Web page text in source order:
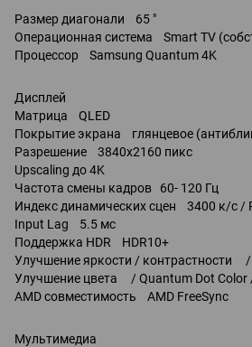
Размер диагонали 65 "
Операционная система Smart TV
Процессор Samsung Quantum 4K
Дисплей
Матрица QLED
Покрытие экрана глянцевое
Разрешение 3840x2160 пикс
Upscaling до 4K
Частота смены кадров 60- 120 Гц
Индекс динамических сцен 3400 к/с /
Input Lag 5.5 мс
Поддержка HDR HDR10+
Улучшение яркости / контрастности
Улучшение цвета / Quantum Dot Color
AMD совместимость AMD FreeSync
Мультимедиа